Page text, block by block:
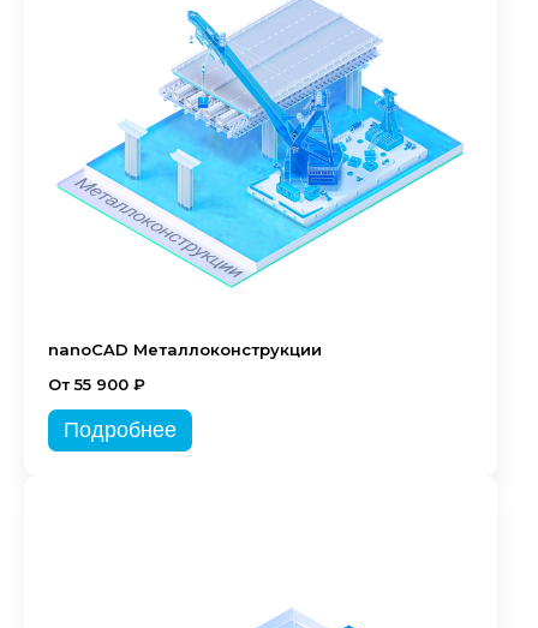
nanoCAD Металлоконструкции
От 55 900 ₽
Подробнее